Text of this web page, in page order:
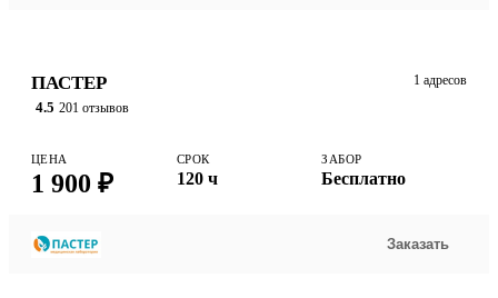
ПАСТЕР
4.5 201 отзывов
1 адресов
ЦЕНА
1 900 ₽
СРОК
120 ч
ЗАБОР
Бесплатно
Заказать